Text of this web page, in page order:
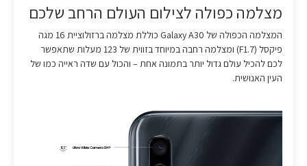
מצלמה כפולה לצילום העולם הרחב שלכם
המצלמה הכפולה של Galaxy A30 כוללת מצלמה ברזולוציית 16 מגה
פיקסל (F1.7) ומצלמה רחבה במיוחד בזווית של 123 מעלות שתאפשר
לכם להכיל עולם גדול יותר בתמונה אחת – והכול עם שדה ראייה כמו של
העין האנושית.